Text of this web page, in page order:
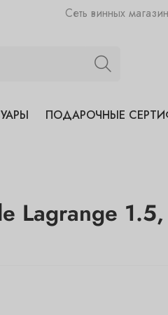
Сеть винных
ПОДАРОЧНЫЕ
Lagrange